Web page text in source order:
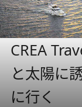
CREA
と太陽に
に行く